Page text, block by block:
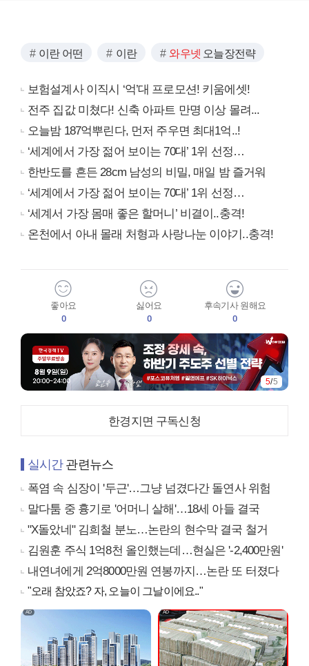
이란 어떤 이란 와우넷 오늘장전략
보험설계사 이직시 ‘억’대 프로모션! 키움에셋!
전주 집값 미쳤다! 신축 아파트 만명 이상 몰려...
오늘밤 187억뿌린다, 먼저 주우면 최대1억..!
‘세계에서 가장 젊어 보이는 70대’ 1위 선정…
한반도를 흔든 28cm 남성의 비밀, 매일 밤 즐거워
‘세계에서 가장 젊어 보이는 70대’ 1위 선정…
‘세계서 가장 몸매 좋은 할머니’ 비결이..충격!
온천에서 아내 몰래 처형과 사랑나눈 이야기..충격!
좋아요
0
싫어요
0
후속기사 원해요
0
5/5
한경지면 구독신청
실시간관련뉴스
폭염 속 심장이 '두근'…그냥 넘겼다간 돌연사 위험
말다툼 중 흉기로 '어머니 살해'…18세 아들 결국
"X돌았네" 김희철 분노…논란의 현수막 결국 철거
김원훈 주식 1억8천 올인했는데…현실은 '-2,400만원'
내연녀에게 2억8000만원 연봉까지…논란 또 터졌다
"오래 참았죠? 자, 오늘이 그날이에요.."